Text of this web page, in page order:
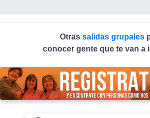
Otras salidas grupales
conocer gente que te van a